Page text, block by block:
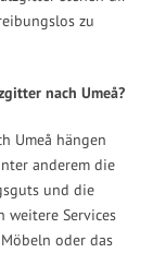
zu
nach Umeå?
Umeå hängen
anderem die
und die
weitere Services
oder das